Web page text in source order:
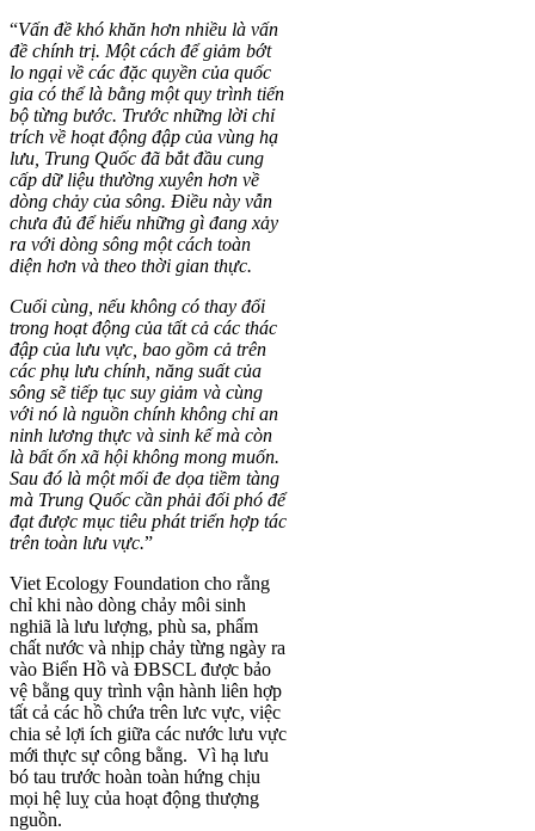
“Vấn đề khó khăn hơn nhiều là vấn
đề chính trị. Một cách để giảm bớt
lo ngại về các đặc quyền của quốc
gia có thể là bằng một quy trình tiến
bộ từng bước. Trước những lời chỉ
trích về hoạt động đập của vùng hạ
lưu, Trung Quốc đã bắt đầu cung
cấp dữ liệu thường xuyên hơn về
dòng chảy của sông. Điều này vẫn
chưa đủ để hiểu những gì đang xảy
ra với dòng sông một cách toàn
diện hơn và theo thời gian thực.
Cuối cùng, nếu không có thay đổi
trong hoạt động của tất cả các thác
đập của lưu vực, bao gồm cả trên
các phụ lưu chính, năng suất của
sông sẽ tiếp tục suy giảm và cùng
với nó là nguồn chính không chỉ an
ninh lương thực và sinh kế mà còn
là bất ổn xã hội không mong muốn.
Sau đó là một mối đe dọa tiềm tàng
mà Trung Quốc cần phải đối phó để
đạt được mục tiêu phát triển hợp tác
trên toàn lưu vực.”
Viet Ecology Foundation cho rằng
chỉ khi nào dòng chảy môi sinh
nghiã là lưu lượng, phù sa, phẩm
chất nước và nhịp chảy từng ngày ra
vào Biển Hồ và ĐBSCL được bảo
vệ bằng quy trình vận hành liên hợp
tất cả các hồ chứa trên lưc vực, việc
chia sẻ lợi ích giữa các nước lưu vực
mới thực sự công bằng. Vì hạ lưu
bó tau trước hoàn toàn hứng chịu
mọi hệ luỵ của hoạt động thượng
nguồn.